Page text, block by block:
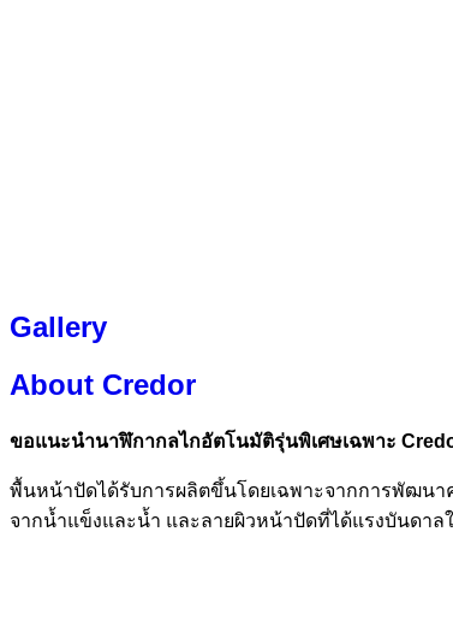
Gallery
About Credor
ขอแนะนำนาฬิกากลไกอัตโนมัติรุ่นพิเศษเฉพาะ
พื้นหน้าปัดได้รับการผลิตขึ้นโดยเฉพาะจากการพัฒน
จากน้ำแข็งและน้ำ และลายผิวหน้าปัดที่ได้แรงบันดา